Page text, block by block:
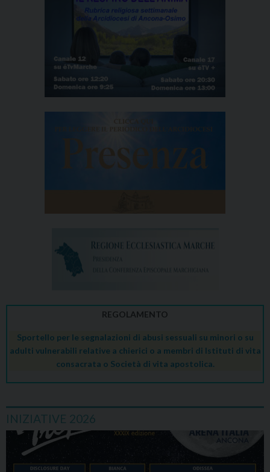
REGOLAMENTO
Sportello per le segnalazioni di abusi sessuali su minori o su
adulti vulnerabili relative a chierici o a membri di Istituti di vita
consacrata o Società di vita apostolica.
INIZIATIVE 2026